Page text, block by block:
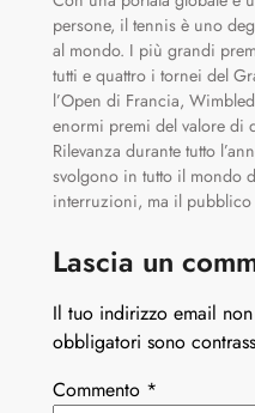
persone, il tennis è uno
al mondo. I più grandi
tutti e quattro i tornei del
l’Open di Francia,
enormi premi del valore
Rilevanza durante tutto
svolgono in tutto il mondo
interruzioni, ma il
Lascia un
Il tuo indirizzo email
obbligatori sono
Commento *